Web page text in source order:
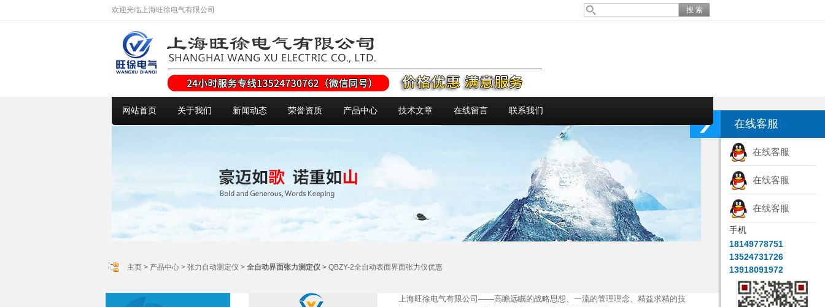
欢迎光临上海旺徐电气有限公司
网站首页 关于我们 新闻动态 荣誉资质 产品中心 技术文章 在线留言 联系我们
主页 > 产品中心 > 张力自动测定仪 > 全自动界面张力测定仪 > QBZY-2全自动表面界面张力仪优惠
上海旺徐电气有限公司——高瞻远瞩的战略思想、一流的管理理念、精益求精的技
在线客服
在线客服
在线客服
在线客服
手机
18149778751
13524731726
13918091972